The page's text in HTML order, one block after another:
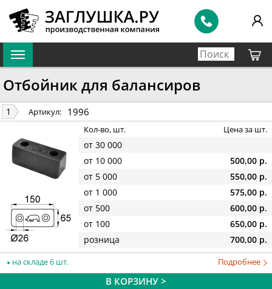
Отбойник для балансиров
1 Артикул: 1996
Кол-во, шт. Цена за шт.
от 30 000
от 10 000
500,00 р.
от 5 000
550,00 р.
от 1 000
575,00 р.
от 500
600,00 р.
от 100
650,00 р.
розница
700,00 р.
на складе 6 шт. Подробнее
В КОРЗИНУ >